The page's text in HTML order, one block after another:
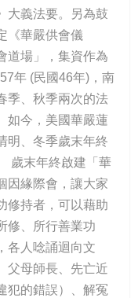
大義法要。另為鼓
《華嚴供會儀
道場」，集資作為
年 (民國46年)，南
季、秋季兩次的法
如今，美國華嚴蓮
明、冬季歲末年終
歲末年終啟建「華
因緣際會，讓大家
修持者，可以藉助
修、所行善業功
各人唸誦迴向文
父母師長、先亡近
犯的錯誤）、解冤